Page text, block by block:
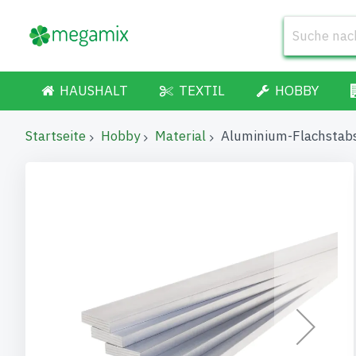
HAUSHALT TEXTIL HOBBY
Startseite Hobby Material Aluminium-